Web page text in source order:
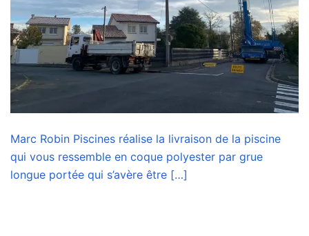
Marc Robin Piscines réalise la livraison de la piscine
qui vous ressemble en coque polyester par grue
longue portée qui s’avère être […]